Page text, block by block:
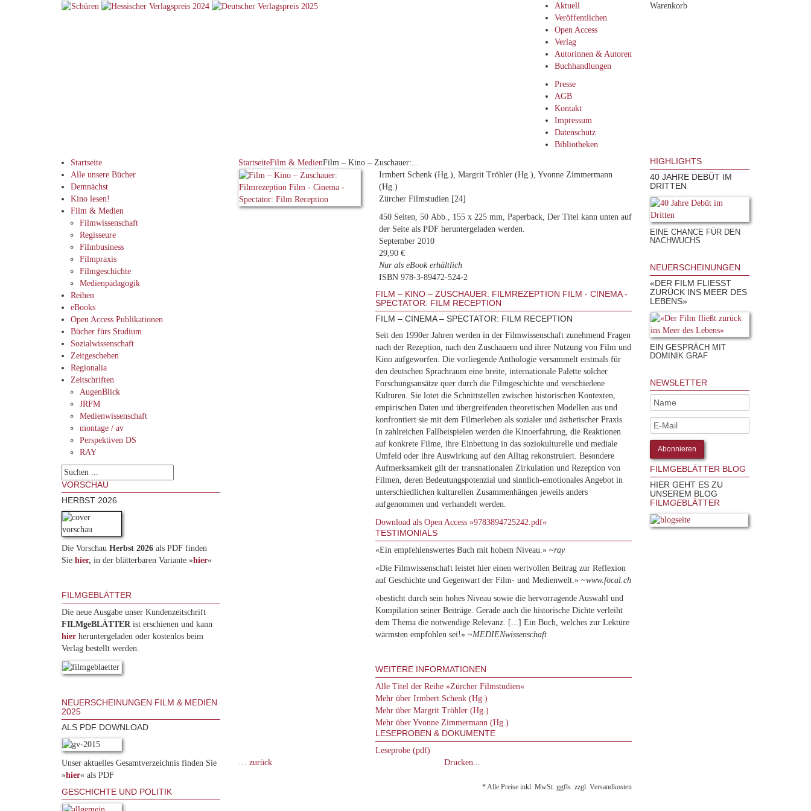
Aktuell
Veröffentlichen
Open Access
Verlag
Autorinnen & Autoren
Buchhandlungen
Presse
AGB
Kontakt
Impressum
Datenschutz
Bibliotheken
Warenkorb
Startseite
Alle unsere Bücher
Demnächst
Kino lesen!
Film & Medien
Filmwissenschaft
Regisseure
Filmbusiness
Filmpraxis
Filmgeschichte
Medienpädagogik
Reihen
eBooks
Open Access Publikationen
Bücher fürs Studium
Sozialwissenschaft
Zeitgeschehen
Regionalia
Zeitschriften
AugenBlick
JRFM
Medienwissenschaft
montage / av
Perspektiven DS
RAY
VORSCHAU
HERBST 2026
Die Vorschau Herbst 2026 als PDF finden
Sie hier, in der blätterbaren Variante »hier«
FILMGEBLÄTTER
Die neue Ausgabe unser Kundenzeitschrift
FILMgeBLÄTTERist erschienen und kann
hier heruntergeladen oder kostenlos beim
Verlag bestellt werden.
NEUERSCHEINUNGEN FILM & MEDIEN
2025
ALS PDF DOWNLOAD
Unser aktuelles Gesamtverzeichnis finden Sie
»hier« als PDF
GESCHICHTE UND POLITIK
StartseiteFilm & MedienFilm – Kino – Zuschauer:...
Irmbert Schenk (Hg.), Margrit Tröhler (Hg.), Yvonne Zimmermann
(Hg.)
Zürcher Filmstudien [24]
450 Seiten, 50 Abb., 155 x 225 mm, Paperback, Der Titel kann unten auf
der Seite als PDF heruntergeladen werden.
September 2010
29,90 €
Nur als eBook erhältlich
ISBN 978-3-89472-524-2
FILM – KINO – ZUSCHAUER: FILMREZEPTION FILM - CINEMA -
SPECTATOR: FILM RECEPTION
FILM – CINEMA – SPECTATOR: FILM RECEPTION
Seit den 1990er Jahren werden in der Filmwissenschaft zunehmend Fragen
nach der Rezeption, nach den Zuschauern und ihrer Nutzung von Film und
Kino aufgeworfen. Die vorliegende Anthologie versammelt erstmals für
den deutschen Sprachraum eine breite, internationale Palette solcher
Forschungsansätze quer durch die Filmgeschichte und verschiedene
Kulturen. Sie lotet die Schnittstellen zwischen historischen Kontexten,
empirischen Daten und übergreifenden theoretischen Modellen aus und
konfrontiert sie mit dem Filmerleben als sozialer und ästhetischer Praxis.
In zahlreichen Fallbeispielen werden die Kinoerfahrung, die Reaktionen
auf konkrete Filme, ihre Einbettung in das soziokulturelle und mediale
Umfeld oder ihre Auswirkung auf den Alltag rekonstruiert. Besondere
Aufmerksamkeit gilt der transnationalen Zirkulation und Rezeption von
Filmen, deren Bedeutungspotenzial und sinnlich-emotionales Angebot in
unterschiedlichen kulturellen Zusammenhängen jeweils anders
aufgenommen und verhandelt werden.
Download als Open Access »9783894725242.pdf«
TESTIMONIALS
«Ein empfehlenswertes Buch mit hohem Niveau.» ~ray
«Die Filmwissenschaft leistet hier einen wertvollen Beitrag zur Reflexion
auf Geschichte und Gegenwart der Film- und Medienwelt.» ~www.focal.ch
«besticht durch sein hohes Niveau sowie die hervorragende Auswahl und
Kompilation seiner Beiträge. Gerade auch die historische Dichte verleiht
dem Thema die notwendige Relevanz. [...] Ein Buch, welches zur Lektüre
wärmsten empfohlen sei!» ~MEDIENwissenschaft
WEITERE INFORMATIONEN
Alle Titel der Reihe »Zürcher Filmstudien«
Mehr über Irmbert Schenk (Hg.)
Mehr über Margrit Tröhler (Hg.)
Mehr über Yvonne Zimmermann (Hg.)
LESEPROBEN & DOKUMENTE
Leseprobe (pdf)
… zurück
Drucken...
* Alle Preise inkl. MwSt. ggfls. zzgl. Versandkosten
HIGHLIGHTS
40 JAHRE DEBÜT IM
DRITTEN
EINE CHANCE FÜR DEN
NACHWUCHS
NEUERSCHEINUNGEN
«DER FILM FLIESST Z
URÜCK INS MEER DES L
EBENS»
EIN GESPRÄCH MIT
DOMINIK GRAF
NEWSLETTER
FILMGEBLÄTTER BLOG
HIER GEHT ES ZU
UNSEREM BLOG
FILMGEBLÄTTER